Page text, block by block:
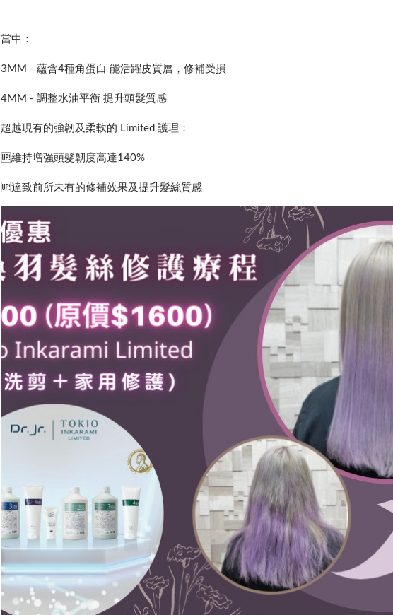
當中：
3MM - 蘊含4種角蛋白 能活躍皮質層，修補受損
4MM - 調整水油平衡 提升頭髮質感
超越現有的強韌及柔軟的 Limited 護理：
🆙維持増強頭髮韌度高達140%
🆙達致前所未有的修補效果及提升髮絲質感